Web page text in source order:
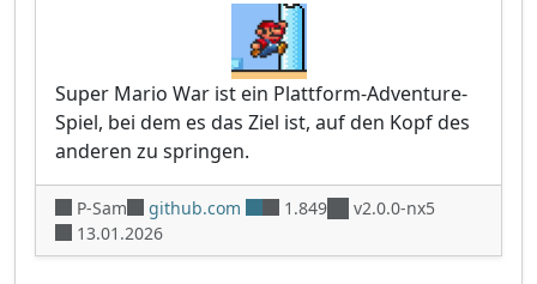
Super Mario War ist ein Plattform-Adventure-
Spiel, bei dem es das Ziel ist, auf den Kopf des
anderen zu springen.
P-Sam github.com 1.849
v2.0.0-nx5
13.01.2026